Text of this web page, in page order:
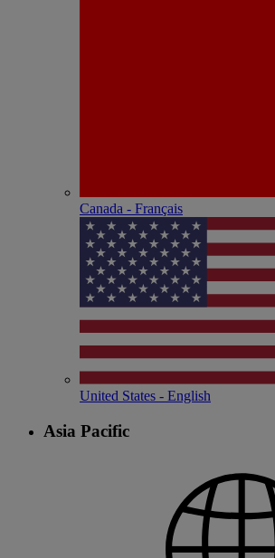
Canada - Français
United States - English
Asia Pacific